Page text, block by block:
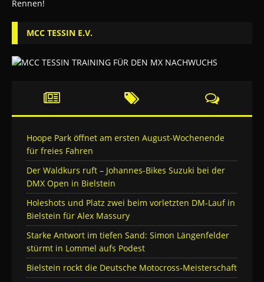
MCC TESSIN E.V.
Hoope Park öffnet am ersten August-Wochenende
für freies Fahren
Der Waldkurs ruft – Johannes-Bikes Suzuki bei der
DMX Open in Bielstein
Holeshots und Platz zwei beim vorletzten DM-Lauf in
Bielstein für Alex Massury
Starke Antwort im tiefen Sand: Simon Längenfelder
stürmt in Lommel aufs Podest
Bielstein rockt die Deutsche Motocross-Meisterschaft